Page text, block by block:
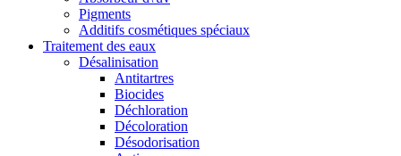
Pigments
Additifs cosmétiques spéciaux
Traitement des eaux
Désalinisation
Antitartres
Biocides
Déchloration
Décoloration
Désodorisation